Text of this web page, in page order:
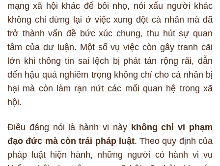
mạng xã hội khác để bôi nhọ, nói xấu người khác
không chỉ dừng lại ở việc xung đột cá nhân mà đã
trở thành vấn đề bức xúc chung, thu hút sự quan
tâm của dư luận. Một số vụ việc còn gây tranh cãi
lớn khi thông tin sai lệch bị phát tán rộng rãi, dẫn
đến hậu quả nghiêm trọng không chỉ cho cá nhân bị
hại mà còn làm rạn nứt các mối quan hệ trong xã
hội.
Điều đáng nói là hành vi này không chỉ vi phạm
đạo đức mà còn trái pháp luật. Theo quy định của
pháp luật hiện hành, những người có hành vi vu